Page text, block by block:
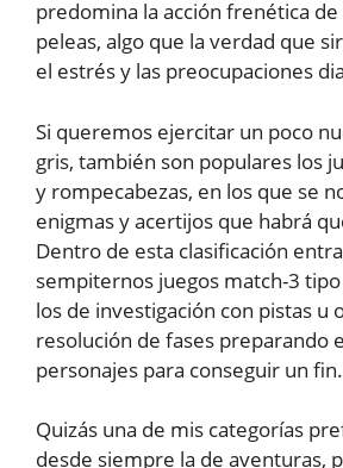
predomina la acción frenética
peleas, algo que la verdad que
el estrés y las preocupaciones
Si queremos ejercitar un poco
gris, también son populares los
y rompecabezas, en los que se
enigmas y acertijos que habrá
Dentro de esta clasificación
sempiternos juegos match-3 tipo
los de investigación con pistas u
resolución de fases preparando
personajes para conseguir un fin.
Quizás una de mis categorías
desde siempre la de aventuras,